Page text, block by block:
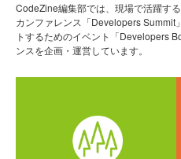
CodeZine編集部では、現場で活躍す
カンファレンス「Developers Summit
トするためのイベント「Developers
ンスを企画・運営しています。